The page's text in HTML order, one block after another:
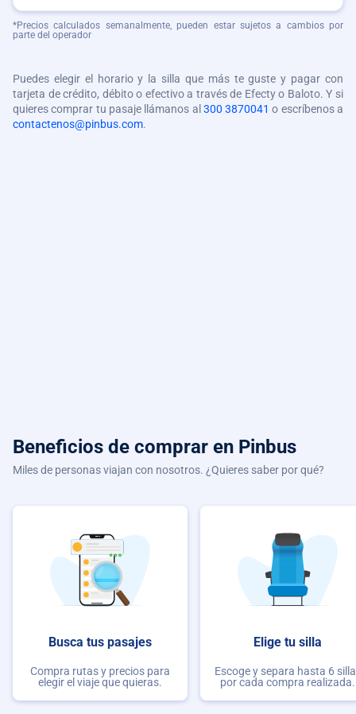
*Precios calculados semanalmente, pueden estar sujetos a cambios por
parte del operador
Puedes elegir el horario y la silla que más te guste y pagar con
tarjeta de crédito, débito o efectivo a través de Efecty o Baloto. Y si
quieres comprar tu pasaje llámanos al 300 3870041 o escríbenos a
contactenos@pinbus.com.
Beneficios de comprar en Pinbus
Miles de personas viajan con nosotros. ¿Quieres saber por qué?
Busca tus pasajes
Compra rutas y precios para
elegir el viaje que quieras.
Elige tu silla
Escoge y separa hasta 6
por cada compra realizada.